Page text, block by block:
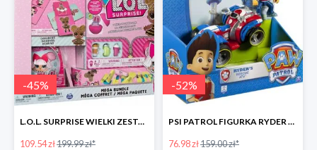
-45%
L.O.L. SURPRISE WIELKI ZESTAW NIESPODZIANKA 4 GRY -45%
109.54 zł199.99 zł*
-52%
PSI PATROL FIGURKA RYDER + QUAD POJAZD RATUNKOWY -51%
76.98 zł159.00 zł*